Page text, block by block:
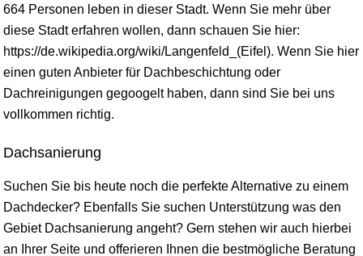
664 Personen leben in dieser Stadt. Wenn Sie mehr über
diese Stadt erfahren wollen, dann schauen Sie hier:
https://de.wikipedia.org/wiki/Langenfeld_(Eifel). Wenn Sie hier
einen guten Anbieter für Dachbeschichtung oder
Dachreinigungen gegoogelt haben, dann sind Sie bei uns
vollkommen richtig.
Dachsanierung
Suchen Sie bis heute noch die perfekte Alternative zu einem
Dachdecker? Ebenfalls Sie suchen Unterstützung was den
Gebiet Dachsanierung angeht? Gern stehen wir auch hierbei
an Ihrer Seite und offerieren Ihnen die bestmögliche Beratung